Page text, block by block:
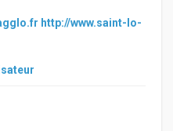
http://www.saint-lo-